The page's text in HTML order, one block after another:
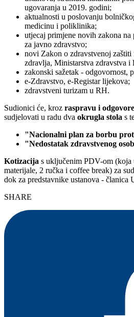
ugovaranja u 2019. godini;
aktualnosti u poslovanju
medicinu i poliklinika;
utjecaj primjene novih zakona
za javno zdravstvo;
novi Zakon o zdravstvenoj zaštiti
zdravlja, Ministarstva zdravstva i
zakonski sažetak - odgovornost,
e-Zdravstvo, e-Registar lijekova;
zdravstveni turizam u RH.
Sudionici će, kroz raspravu i
sudjelovati u radu dva okrugla stola s
"Nacionalni plan za borbu
"Nedostatak zdravstvenog
Kotizacija s uključenim PDV-om
materijale, 2 ručka i coffee break) za
dok za predstavnike ustanova - članica
SHARE